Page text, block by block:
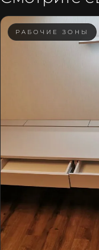
РАБОЧИЕ ЗОНЫ